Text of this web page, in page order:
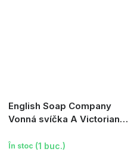
English Soap Company
Vonná svíčka A Victorian
Vánoce, 170ml
În stoc (1 buc.)